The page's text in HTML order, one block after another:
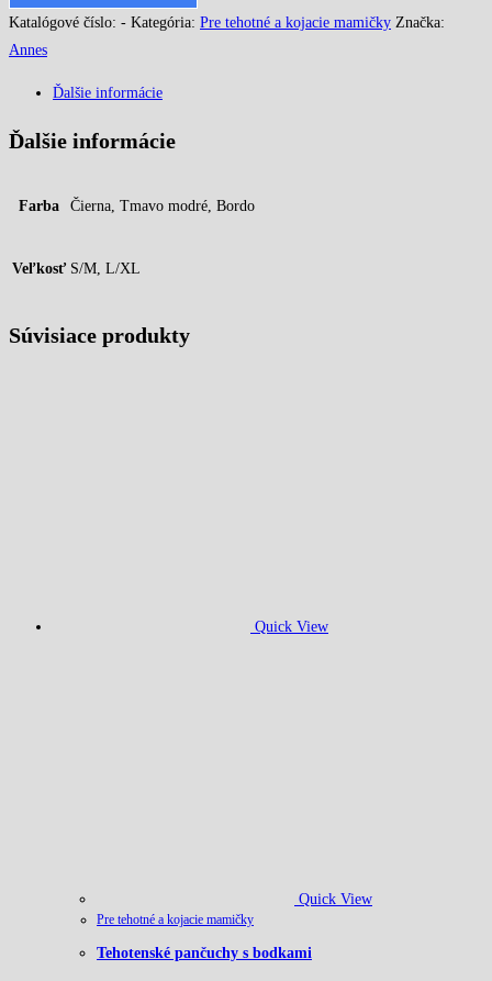
Katalógové číslo: - Kategória: Pre tehotné a kojacie mamičky Značka:
Annes
Ďalšie informácie
Ďalšie informácie
Farba Čierna, Tmavo modré, Bordo
Veľkosť S/M, L/XL
Súvisiace produkty
Quick View
Quick View
Pre tehotné a kojacie mamičky
Tehotenské pančuchy s bodkami